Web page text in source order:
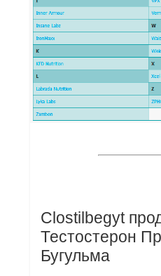
Clostilbegyt
Тестостерон
Бугульма